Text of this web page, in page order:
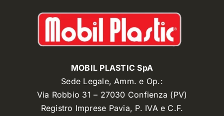
MOBIL PLASTIC SpA
Sede Legale, Amm. e Op.:
Via Robbio 31 – 27030 Confienza (PV)
Registro Imprese Pavia, P. IVA e C.F.